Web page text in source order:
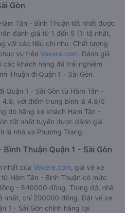
Gòn
Tân - Bình Thuận tốt nhất được
đánh giá từ 1 đến 5 (1: tệ nhất,
với các tiêu chí như: Chất lượng
vụ trên Vexere.com. Đánh giá
khách hàng đã trải nghiệm
Thuận đi Quận 1 - Sài Gòn.
Quận 1 - Sài Gòn từ Hàm Tân -
4.8, với điểm trung bình là 4.8/5
đó hãng xe khách Hàm Tân -
tốt nhất tuyến được đánh giá
là nhà xe Phương Trang.
Bình Thuận Quận 1 - Sài Gòn
nhất của Vexere.com , giá vé xe
Hàm Tân - Bình Thuận có mức
- 540000 đồng. Trong đó, nhà
nhất, chỉ 200000 đồng. Đặt vé xe
1 - Sài Gòn chính hãng tại